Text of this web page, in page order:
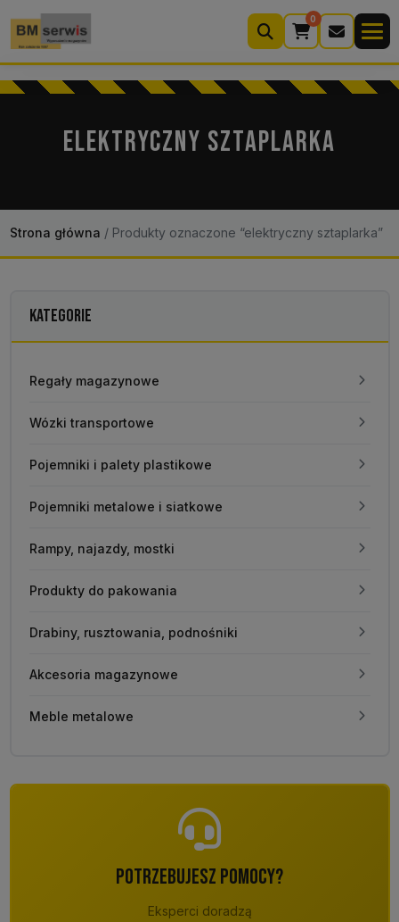
0
Wyszukiwarka
produktów
Kontakt 22 633 33 11
ELEKTRYCZNY SZTAPLARKA
Strona główna /Produkty oznaczone “elektryczny sztaplarka”
KATEGORIE
Regały magazynowe
Wózki transportowe
Pojemniki i palety plastikowe
Pojemniki metalowe i siatkowe
Rampy, najazdy, mostki
Produkty do pakowania
Drabiny, rusztowania, podnośniki
Akcesoria magazynowe
Meble metalowe
POTRZEBUJESZ POMOCY?
Eksperci doradzą